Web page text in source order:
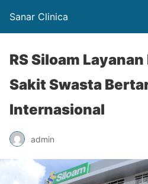
Sanar Clinica
RS Siloam Layanan
Sakit Swasta
Internasional
admin